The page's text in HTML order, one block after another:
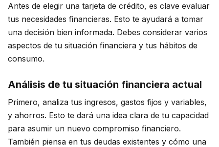
Antes de elegir una tarjeta de crédito, es clave evaluar
tus necesidades financieras. Esto te ayudará a tomar
una decisión bien informada. Debes considerar varios
aspectos de tu situación financiera y tus hábitos de
consumo.
Análisis de tu situación financiera actual
Primero, analiza tus ingresos, gastos fijos y variables,
y ahorros. Esto te dará una idea clara de tu capacidad
para asumir un nuevo compromiso financiero.
También piensa en tus deudas existentes y cómo una